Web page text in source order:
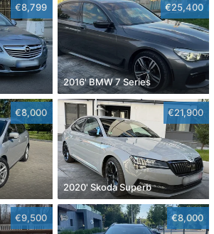
€8,799 €25,400
2016' BMW 7 Series
€8,000 €21,900
2020' Skoda Superb
€9,500 €8,000